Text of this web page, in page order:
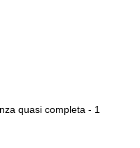
quasi completa - 1